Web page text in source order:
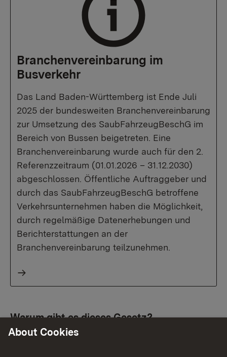
Branchenvereinbarung im
Busverkehr
Das Land Baden-Württemberg ist Ende Juli
2025 der bundesweiten Branchenvereinbarung
zur Umsetzung des SaubFahrzeugBeschG im
Bereich von Bussen beigetreten. Eine
Branchenvereinbarung wurde auch für den 2.
Referenzzeitraum (01.01.2026 – 31.12.2030)
abgeschlossen. Öffentliche Auftraggeber und
durch das SaubFahrzeugBeschG betroffene
Verkehrsunternehmen haben die Möglichkeit,
durch regelmäßige Datenerhebungen und
Berichterstattungen an der
Branchenvereinbarung teilzunehmen.
Warum gibt es dieses Gesetz?
About Cookies